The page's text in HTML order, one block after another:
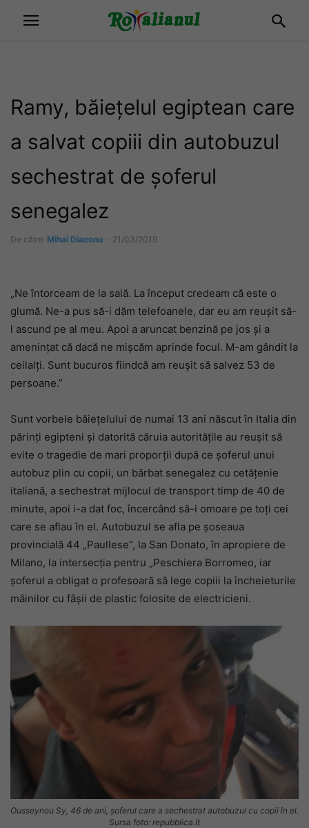
Ramy, băiețelul egiptean care
a salvat copiii din autobuzul
sechestrat de șoferul
senegalez
De către Mihai Diaconu - 21/03/2019
„Ne întorceam de la sală. La început credeam că este o
glumă. Ne-a pus să-i dăm telefoanele, dar eu am reușit să-
l ascund pe al meu. Apoi a aruncat benzină pe jos și a
amenințat că dacă ne mișcăm aprinde focul. M-am gândit la
ceilalți. Sunt bucuros fiindcă am reușit să salvez 53 de
persoane.”
Sunt vorbele băiețelului de numai 13 ani născut în Italia din
părinți egipteni și datorită căruia autoritățile au reușit să
evite o tragedie de mari proporții după ce șoferul unui
autobuz plin cu copii, un bărbat senegalez cu cetățenie
italiană, a sechestrat mijlocul de transport timp de 40 de
minute, apoi i-a dat foc, încercând să-i omoare pe toți cei
care se aflau în el. Autobuzul se afla pe șoseaua
provincială 44 „Paullese”, la San Donato, în apropiere de
Milano, la intersecția pentru „Peschiera Borromeo, iar
șoferul a obligat o profesoară să lege copiii la încheieturile
mâinilor cu fâșii de plastic folosite de electricieni.
Ousseynou Sy, 46 de ani, șoferul care a sechestrat autobuzul cu copii în el.
Sursa foto: repubblica.it